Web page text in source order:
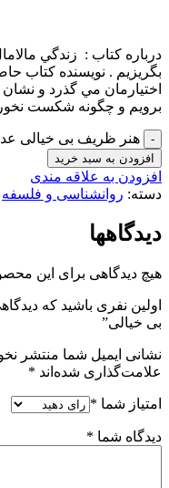
درباره كتاب : زندگي
بگريزيم . نويسنده كتاب
اختيارمان مي گذرد و
برويم و چگونه شكست
هنر ظریف بی خیالی
افزودن به سبد خرید
افزودن به علاقه مندی
دسته: روانشناسی و فلسفه
دیدگاهها
هیچ دیدگاهی برای این
اولین نفری باشید که
بی خیالی”
نشانی ایمیل شما منتشر
علامت‌گذاری شده‌اند *
امتیاز شما *
دیدگاه شما *